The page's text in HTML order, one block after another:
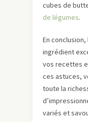
cubes de
de légumes.
En
ingrédient
vos recettes
ces astuces,
toute la
variés et